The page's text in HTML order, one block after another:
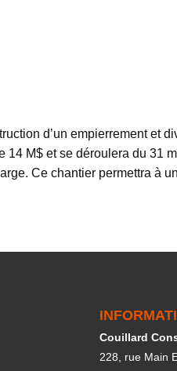
d’un empierrement et
M$ et se déroulera du 31
Ce chantier permettra à
Couillard
228, rue Main